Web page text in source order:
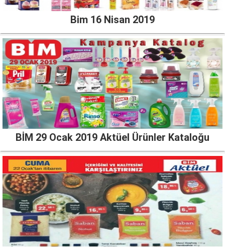
Bim 16 Nisan 2019
BİM 29 Ocak 2019 Aktüel Ürünler Kataloğu